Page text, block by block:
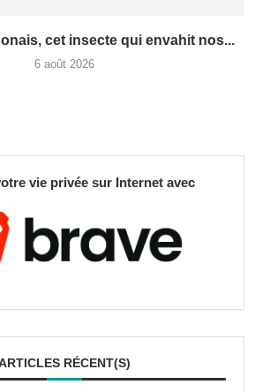
cet insecte qui envahit nos...
6 août 2026
vie privée sur Internet avec
RÉCENT(S)